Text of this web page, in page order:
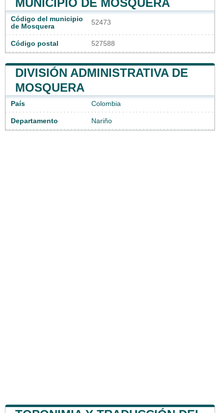
MUNICIPIO DE MOSQUERA
Código del municipio
de Mosquera
52473
Código postal 527588
DIVISIÓN ADMINISTRATIVA DE
MOSQUERA
País Colombia
Departamento Nariño